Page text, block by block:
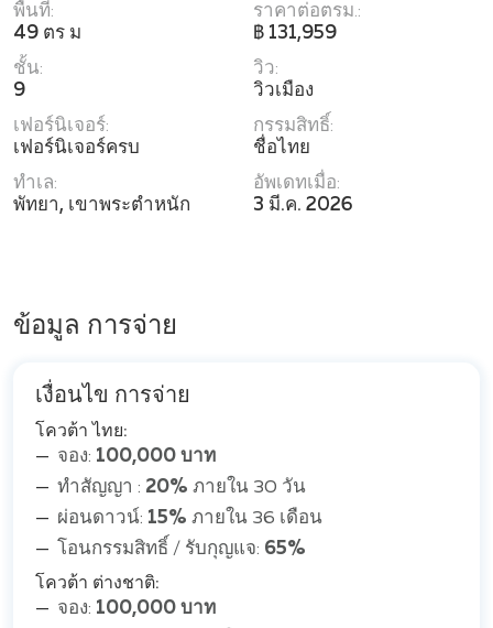
พื้นที่:
49 ตร ม
ราคาต่อตรม.:
฿ 131,959
ชั้น:
9
วิว:
วิวเมือง
เฟอร์นิเจอร์:
เฟอร์นิเจอร์ครบ
กรรมสิทธิ์:
ชื่อไทย
ทำเล:
พัทยา, เขาพระตำหนัก
อัพเดทเมื่อ:
3 มี.ค. 2026
ข้อมูล การจ่าย
เงื่อนไข การจ่าย
โควต้า ไทย:
จอง: 100,000 บาท
ทำสัญญา : 20% ภายใน 30 วัน
ผ่อนดาวน์: 15% ภายใน 36 เดือน
โอนกรรมสิทธิ์ / รับกุญแจ: 65%
โควต้า ต่างชาติ:
จอง: 100,000 บาท